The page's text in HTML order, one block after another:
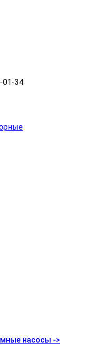
01-34
насосы ->